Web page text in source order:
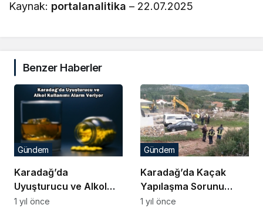
Kaynak: portalanalitika – 22.07.2025
Benzer Haberler
Karadağ’da
Uyuşturucu ve Alkol
Kullanımı Alarm Veriyor
Gündem
1 yıl önce
Karadağ’da Kaçak
Yapılaşma Sorunu
Büyüyor
Gündem
1 yıl önce